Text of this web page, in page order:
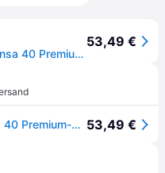
Yonex Badmintonbälle Aerosensa 40 Premium-Gänsefeder weiss Dose 12er
53,49 €
Yonex Badmintonbälle Aerosensa 40 Premium-Gänsefeder weiss Dose 12er 53,49 €